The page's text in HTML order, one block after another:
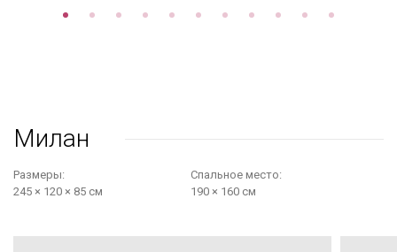
Милан
Размеры:
245 × 120 × 85 см
Cпальное место:
190 × 160 см